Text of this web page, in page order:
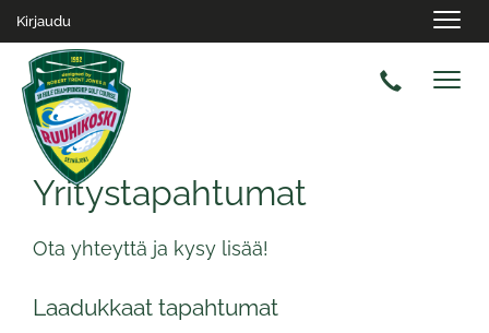
Kirjaudu
Yritystapahtumat
Ota yhteyttä ja kysy lisää!
Laadukkaat tapahtumat